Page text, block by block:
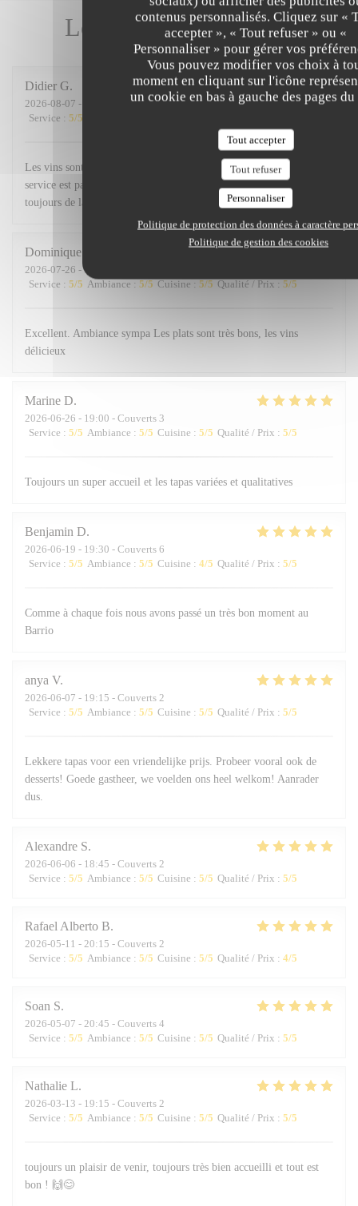
contenus personnalisés. Cliquez sur «
accepter », « Tout refuser » ou «
Personnaliser » pour gérer vos
Vous pouvez modifier vos choix à
moment en cliquant sur l'icône
un cookie en bas à gauche des pages
Tout accepter
Tout refuser
Personnaliser
Politique de protection des données à caractère
Politique de gestion des cookies
Les avis de nos clients
Didier G
2026-08-07 - 20:00 - Couverts 3
Service : 5/5
Les vins sont excellents et surtout bien conseillés ! Merci. Le
service est parfait avec le sourire et de la disponibilité ! Les Tapas
toujours de la valeur sure
Dominique
2026-07-26 - 19:30 - Couverts 3
Service : 5/5 Ambiance : 5/5 Cuisine : 5/5 Qualité / Prix : 5/5
Excellent. Ambiance sympa Les plats sont très bons, les vins
délicieux
Marine D
2026-06-26 - 19:00 - Couverts 3
Service : 5/5 Ambiance : 5/5 Cuisine : 5/5 Qualité / Prix : 5/5
Toujours un super accueil et les tapas variées et qualitatives
Benjamin D
2026-06-19 - 19:30 - Couverts 6
Service : 5/5 Ambiance : 5/5 Cuisine : 4/5 Qualité / Prix : 5/5
Comme à chaque fois nous avons passé un très bon moment au
Barrio
anya V
2026-06-07 - 19:15 - Couverts 2
Service : 5/5 Ambiance : 5/5 Cuisine : 5/5 Qualité / Prix : 5/5
Lekkere tapas voor een vriendelijke prijs. Probeer vooral ook de
desserts! Goede gastheer, we voelden ons heel welkom! Aanrader
dus.
Alexandre S
2026-06-06 - 18:45 - Couverts 2
Service : 5/5 Ambiance : 5/5 Cuisine : 5/5 Qualité / Prix : 5/5
Rafael Alberto B
2026-05-11 - 20:15 - Couverts 2
Service : 5/5 Ambiance : 5/5 Cuisine : 5/5 Qualité / Prix : 4/5
Soan S
2026-05-07 - 20:45 - Couverts 4
Service : 5/5 Ambiance : 5/5 Cuisine : 5/5 Qualité / Prix : 5/5
Nathalie L
2026-03-13 - 19:15 - Couverts 2
Service : 5/5 Ambiance : 5/5 Cuisine : 5/5 Qualité / Prix : 5/5
toujours un plaisir de venir, toujours très bien accueilli et tout est
bon ! 🙌😊